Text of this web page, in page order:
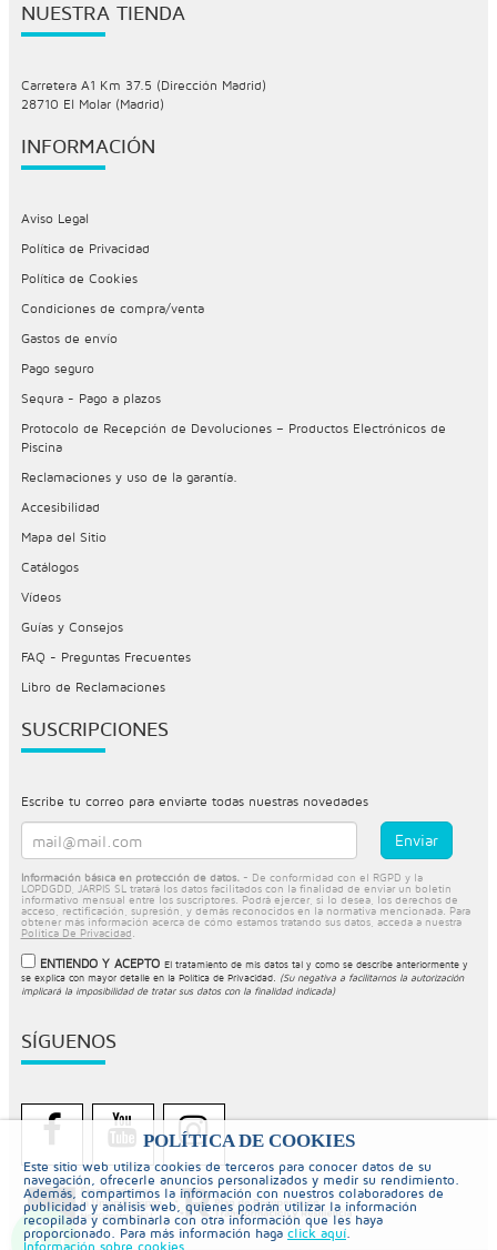
POLÍTICA DE COOKIES
Este sitio web utiliza cookies de terceros para conocer datos de su
navegación, ofrecerle anuncios personalizados y medir su rendimiento.
Además, compartimos la información con nuestros colaboradores de
publicidad y análisis web, quienes podrán utilizar la información
recopilada y combinarla con otra información que les haya
proporcionado. Para más información haga click aquí.
Información sobre cookies
NUESTRA TIENDA
Carretera A1 Km 37.5 (Dirección Madrid)
28710 El Molar (Madrid)
INFORMACIÓN
Aviso Legal
Política de Privacidad
Política de Cookies
Condiciones de compra/venta
Gastos de envío
Pago seguro
Sequra - Pago a plazos
Protocolo de Recepción de Devoluciones – Productos Electrónicos de
Piscina
Reclamaciones y uso de la garantía.
Accesibilidad
Mapa del Sitio
Catálogos
Vídeos
Guías y Consejos
FAQ - Preguntas Frecuentes
Libro de Reclamaciones
SUSCRIPCIONES
Escribe tu correo para enviarte todas nuestras novedades
Información básica en protección de datos. - De conformidad con el RGPD y la
LOPDGDD, JARPIS SL tratará los datos facilitados con la finalidad de enviar un boletín
informativo mensual entre los suscriptores. Podrá ejercer, si lo desea, los derechos de
acceso, rectificación, supresión, y demás reconocidos en la normativa mencionada. Para
obtener más información acerca de cómo estamos tratando sus datos, acceda a nuestra
Política De Privacidad
ENTIENDO Y ACEPTO El tratamiento de mis datos tal y como se describe anteriormente y
se explica con mayor detalle en la Política de Privacidad. (Su negativa a facilitarnos la autorización
implicará la imposibilidad de tratar sus datos con la finalidad indicada)
SÍGUENOS